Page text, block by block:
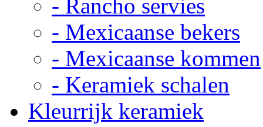
- Rancho servies
- Mexicaanse bekers
- Mexicaanse kommen
- Keramiek schalen
Kleurrijk keramiek